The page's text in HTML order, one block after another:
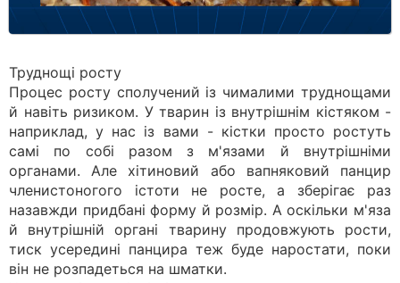
Труднощі росту
Процес росту сполучений із чималими труднощами
й навіть ризиком. У тварин із внутрішнім кістяком -
наприклад, у нас із вами - кістки просто ростуть
самі по собі разом з м'язами й внутрішніми
органами. Але хітиновий або вапняковий панцир
членистоногого істоти не росте, а зберігає раз
назавжди придбані форму й розмір. А оскільки м'яза
й внутрішній органі тварину продовжують рости,
тиск усередині панцира теж буде наростати, поки
він не розпадеться на шматки.